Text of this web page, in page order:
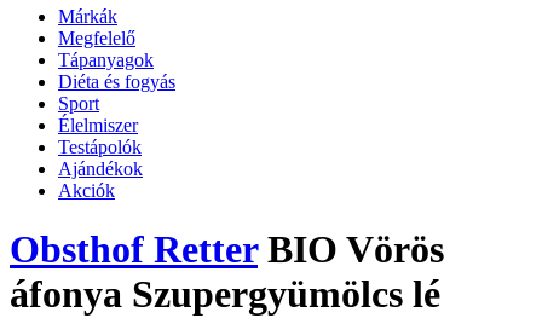
Márkák
Megfelelő
Tápanyagok
Diéta és fogyás
Sport
Élelmiszer
Testápolók
Ajándékok
Akciók
Obsthof RetterBIO Vörös
áfonya Szupergyümölcs lé